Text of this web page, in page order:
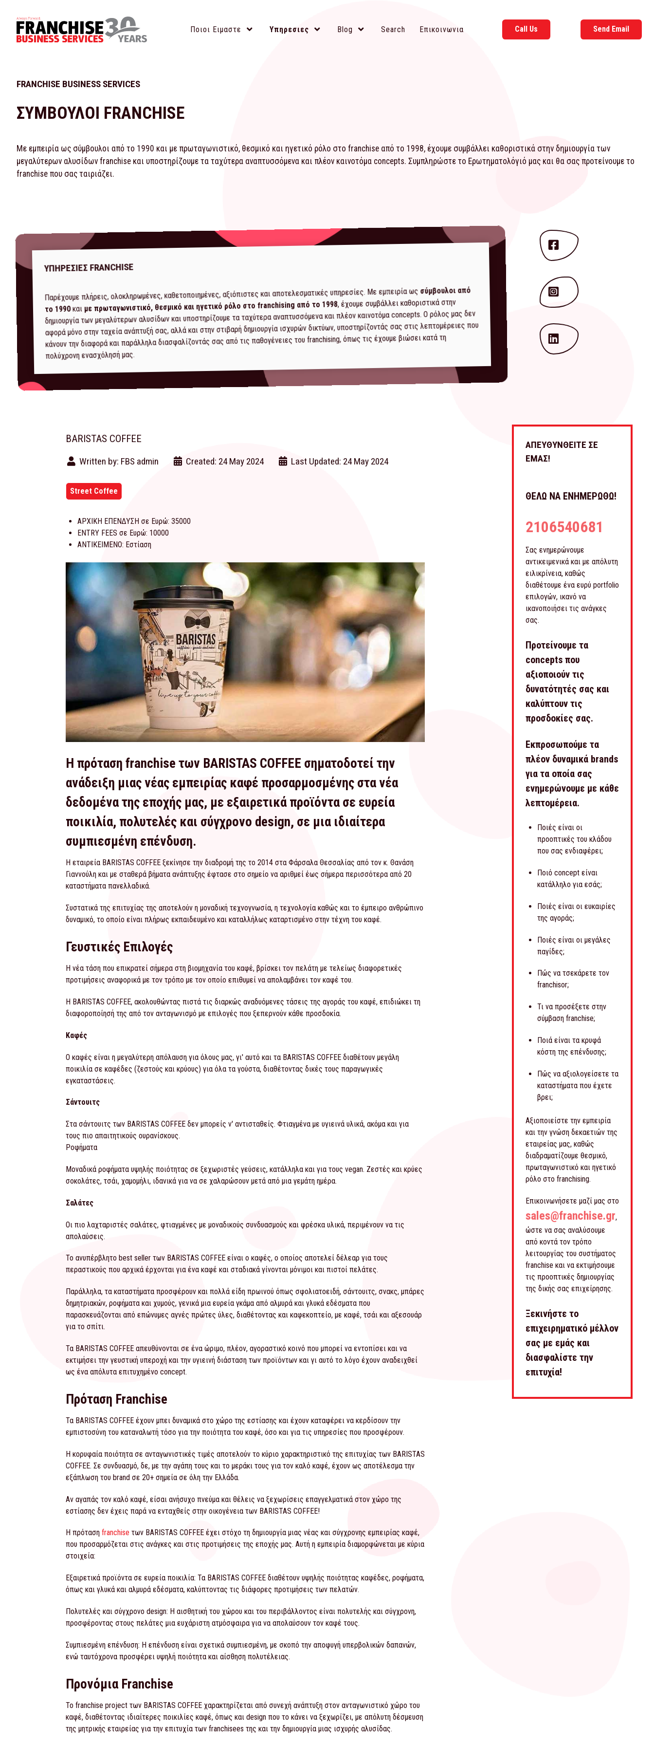
Ποιοι Ειμαστε Υπηρεσιες Blog Search Επικοινωνια Call Us Send Email
FRANCHISE BUSINESS SERVICES
ΣΥΜΒΟΥΛΟΙ FRANCHISE
Με εμπειρία ως σύμβουλοι από το 1990 και με πρωταγωνιστικό, θεσμικό και ηγετικό ρόλο στο franchise από το 1998, έχουμε συμβάλλει καθοριστικά στην δημιουργία των
μεγαλύτερων αλυσίδων franchise και υποστηρίζουμε τα ταχύτερα αναπτυσσόμενα και πλέον καινοτόμα concepts. Συμπληρώστε το Ερωτηματολόγιό μας και θα σας προτείνουμε το
franchise που σας ταιριάζει.
ΥΠΗΡΕΣΙΕΣ FRANCHISE
Παρέχουμε πλήρεις, ολοκληρωμένες, καθετοποιημένες, αξιόπιστες και αποτελεσματικές υπηρεσίες. Με εμπειρία ως σύμβουλοι από
το 1990και με πρωταγωνιστικό, θεσμικό και ηγετικό ρόλο στο franchising από το 1998, έχουμε συμβάλλει καθοριστικά στην
δημιουργία των μεγαλύτερων αλυσίδων και υποστηρίζουμε τα ταχύτερα αναπτυσσόμενα και πλέον καινοτόμα concepts. Ο ρόλος μας δεν
αφορά μόνο στην ταχεία ανάπτυξή σας, αλλά και στην στιβαρή δημιουργία ισχυρών δικτύων, υποστηρίζοντάς σας στις λεπτομέρειες που
κάνουν την διαφορά και παράλληλα διασφαλίζοντάς σας από τις παθογένειες του franchising, όπως τις έχουμε βιώσει κατά τη
πολύχρονη ενασχόλησή μας.
BARISTAS COFFEE
Written by: FBS admin Created: 24 May 2024 Last Updated: 24 May 2024
Street Coffee
ΑΡΧΙΚΗ ΕΠΕΝΔΥΣΗ σε Ευρώ: 35000
ENTRY FEES σε Ευρώ: 10000
ΑΝΤΙΚΕΙΜΕΝΟ: Εστίαση
Η πρόταση franchise των BARISTAS COFFEE σηματοδοτεί την
ανάδειξη μιας νέας εμπειρίας καφέ προσαρμοσμένης στα νέα
δεδομένα της εποχής μας, με εξαιρετικά προϊόντα σε ευρεία
ποικιλία, πολυτελές και σύγχρονο design, σε μια ιδιαίτερα
συμπιεσμένη επένδυση.
Η εταιρεία BARISTAS COFFEE ξεκίνησε την διαδρομή της το 2014 στα Φάρσαλα Θεσσαλίας από τον κ. Θανάση
Γιαννούλη και με σταθερά βήματα ανάπτυξης έφτασε στο σημείο να αριθμεί έως σήμερα περισσότερα από 20
καταστήματα πανελλαδικά.
Συστατικά της επιτυχίας της αποτελούν η μοναδική τεχνογνωσία, η τεχνολογία καθώς και το έμπειρο ανθρώπινο
δυναμικό, το οποίο είναι πλήρως εκπαιδευμένο και καταλλήλως καταρτισμένο στην τέχνη του καφέ.
Γευστικές Επιλογές
Η νέα τάση που επικρατεί σήμερα στη βιομηχανία του καφέ, βρίσκει τον πελάτη με τελείως διαφορετικές
προτιμήσεις αναφορικά με τον τρόπο με τον οποίο επιθυμεί να απολαμβάνει τον καφέ του.
Η BARISTAS COFFEE, ακολουθώντας πιστά τις διαρκώς αναδυόμενες τάσεις της αγοράς του καφέ, επιδιώκει τη
διαφοροποίησή της από τον ανταγωνισμό με επιλογές που ξεπερνούν κάθε προσδοκία.
Καφές
Ο καφές είναι η μεγαλύτερη απόλαυση για όλους μας, γι' αυτό και τα BARISTAS COFFEE διαθέτουν μεγάλη
ποικιλία σε καφέδες (ζεστούς και κρύους) για όλα τα γούστα, διαθέτοντας δικές τους παραγωγικές
εγκαταστάσεις.
Σάντουιτς
Στα σάντουιτς των BARISTAS COFFEE δεν μπορείς ν' αντισταθείς. Φτιαγμένα με υγιεινά υλικά, ακόμα και για
τους πιο απαιτητικούς ουρανίσκους.
Ροφήματα
Μοναδικά ροφήματα υψηλής ποιότητας σε ξεχωριστές γεύσεις, κατάλληλα και για τους vegan. Ζεστές και κρύες
σοκολάτες, τσάι, χαμομήλι, ιδανικά για να σε χαλαρώσουν μετά από μια γεμάτη ημέρα.
Σαλάτες
Οι πιο λαχταριστές σαλάτες, φτιαγμένες με μοναδικούς συνδυασμούς και φρέσκα υλικά, περιμένουν να τις
απολαύσεις.
Το ανυπέρβλητο best seller των BARISTAS COFFEE είναι ο καφές, ο οποίος αποτελεί δέλεαρ για τους
περαστικούς που αρχικά έρχονται για ένα καφέ και σταδιακά γίνονται μόνιμοι και πιστοί πελάτες.
Παράλληλα, τα καταστήματα προσφέρουν και πολλά είδη πρωινού όπως σφολιατοειδή, σάντουιτς, σνακς, μπάρες
δημητριακών, ροφήματα και χυμούς, γενικά μια ευρεία γκάμα από αλμυρά και γλυκά εδέσματα που
παρασκευάζονται από επώνυμες αγνές πρώτες ύλες, διαθέτοντας και καφεκοπτείο, με καφέ, τσάι και αξεσουάρ
για το σπίτι.
Τα BARISTAS COFFEE απευθύνονται σε ένα ώριμο, πλέον, αγοραστικό κοινό που μπορεί να εντοπίσει και να
εκτιμήσει την γευστική υπεροχή και την υγιεινή διάσταση των προϊόντων και γι αυτό το λόγο έχουν αναδειχθεί
ως ένα απόλυτα επιτυχημένο concept.
Πρόταση Franchise
Τα BARISTAS COFFEE έχουν μπει δυναμικά στο χώρο της εστίασης και έχουν καταφέρει να κερδίσουν την
εμπιστοσύνη του καταναλωτή τόσο για την ποιότητα του καφέ, όσο και για τις υπηρεσίες που προσφέρουν.
Η κορυφαία ποιότητα σε ανταγωνιστικές τιμές αποτελούν το κύριο χαρακτηριστικό της επιτυχίας των BARISTAS
COFFEE. Σε συνδυασμό, δε, με την αγάπη τους και το μεράκι τους για τον καλό καφέ, έχουν ως αποτέλεσμα την
εξάπλωση του brand σε 20+ σημεία σε όλη την Ελλάδα.
Αν αγαπάς τον καλό καφέ, είσαι ανήσυχο πνεύμα και θέλεις να ξεχωρίσεις επαγγελματικά στον χώρο της
εστίασης δεν έχεις παρά να ενταχθείς στην οικογένεια των BARISTAS COFFEE!
Η πρόταση franchise των BARISTAS COFFEE έχει στόχο τη δημιουργία μιας νέας και σύγχρονης εμπειρίας καφέ,
που προσαρμόζεται στις ανάγκες και στις προτιμήσεις της εποχής μας. Αυτή η εμπειρία διαμορφώνεται με κύρια
στοιχεία:
Εξαιρετικά προϊόντα σε ευρεία ποικιλία: Τα BARISTAS COFFEE διαθέτουν υψηλής ποιότητας καφέδες, ροφήματα,
όπως και γλυκά και αλμυρά εδέσματα, καλύπτοντας τις διάφορες προτιμήσεις των πελατών.
Πολυτελές και σύγχρονο design: Η αισθητική του χώρου και του περιβάλλοντος είναι πολυτελής και σύγχρονη,
προσφέροντας στους πελάτες μια ευχάριστη ατμόσφαιρα για να απολαύσουν τον καφέ τους.
Συμπιεσμένη επένδυση: Η επένδυση είναι σχετικά συμπιεσμένη, με σκοπό την αποφυγή υπερβολικών δαπανών,
ενώ ταυτόχρονα προσφέρει υψηλή ποιότητα και αίσθηση πολυτέλειας.
Προνόμια Franchise
To franchise project των BARISTAS COFFEE χαρακτηρίζεται από συνεχή ανάπτυξη στον ανταγωνιστικό χώρο του
καφέ, διαθέτοντας ιδιαίτερες ποικιλίες καφέ, όπως και design που το κάνει να ξεχωρίζει, με απόλυτη δέσμευση
της μητρικής εταιρείας για την επιτυχία των franchisees της και την δημιουργία μιας ισχυρής αλυσίδας.
ΑΠΕΥΘΥΝΘΕΙΤΕ ΣΕ
ΕΜΑΣ!
ΘΕΛΩ ΝΑ ΕΝΗΜΕΡΩΘΩ!
2106540681
Σας ενημερώνουμε
αντικειμενικά και με απόλυτη
ειλικρίνεια, καθώς
διαθέτουμε ένα ευρύ portfolio
επιλογών, ικανό να
ικανοποιήσει τις ανάγκες
σας.
Προτείνουμε τα
concepts που
αξιοποιούν τις
δυνατότητές σας και
καλύπτουν τις
προσδοκίες σας.
Εκπροσωπούμε τα
πλέον δυναμικά brands
για τα οποία σας
ενημερώνουμε με κάθε
λεπτομέρεια.
Ποιές είναι οι
προοπτικές του κλάδου
που σας ενδιαφέρει;
Ποιό concept είναι
κατάλληλο για εσάς;
Ποιές είναι οι ευκαιρίες
της αγοράς;
Ποιές είναι οι μεγάλες
παγίδες;
Πώς να τσεκάρετε τον
franchisor;
Τι να προσέξετε στην
σύμβαση franchise;
Ποιά είναι τα κρυφά
κόστη της επένδυσης;
Πώς να αξιολογείσετε τα
καταστήματα που έχετε
βρει;
Αξιοποιείστε την εμπειρία
και την γνώση δεκαετιών της
εταιρείας μας, καθώς
διαδραματίζουμε θεσμικό,
πρωταγωνιστικό και ηγετικό
ρόλο στο franchising.
Επικοινωνήσετε μαζί μας στο
sales@franchise.gr,
ώστε να σας αναλύσουμε
από κοντά τον τρόπο
λειτουργίας του συστήματος
franchise και να εκτιμήσουμε
τις προοπτικές δημιουργίας
της δικής σας επιχείρησης.
Ξεκινήστε το
επιχειρηματικό μέλλον
σας με εμάς και
διασφαλίστε την
επιτυχία!